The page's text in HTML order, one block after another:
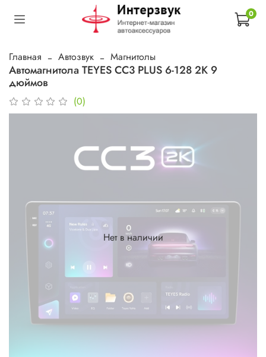
0
Главная Автозвук Магнитолы
Автомагнитола TEYES CC3 PLUS 6-128 2K 9
дюймов
(0)
Нет в наличии